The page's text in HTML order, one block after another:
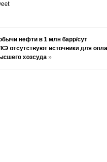
нефти в 1 млн барр/сут
отсутствуют источники для
хозсуда »